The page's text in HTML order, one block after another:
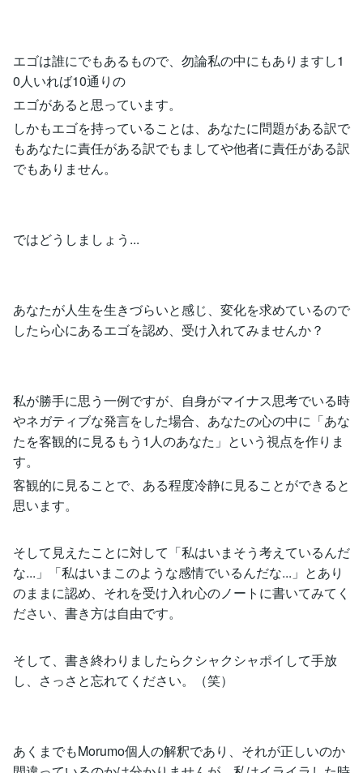
エゴは誰にでもあるもので、勿論私の中にもありますし1
0人いれば10通りの
エゴがあると思っています。
しかもエゴを持っていることは、あなたに問題がある訳で
もあなたに責任がある訳でもましてや他者に責任がある訳
でもありません。
ではどうしましょう...
あなたが人生を生きづらいと感じ、変化を求めているので
したら心にあるエゴを認め、受け入れてみませんか？
私が勝手に思う一例ですが、自身がマイナス思考でいる時
やネガティブな発言をした場合、あなたの心の中に「あな
たを客観的に見るもう1人のあなた」という視点を作りま
す。
客観的に見ることで、ある程度冷静に見ることができると
思います。
そして見えたことに対して「私はいまそう考えているんだ
な...」「私はいまこのような感情でいるんだな...」とあり
のままに認め、それを受け入れ心のノートに書いてみてく
ださい、書き方は自由です。
そして、書き終わりましたらクシャクシャポイして手放
し、さっさと忘れてください。（笑）
あくまでもMorumo個人の解釈であり、それが正しいのか